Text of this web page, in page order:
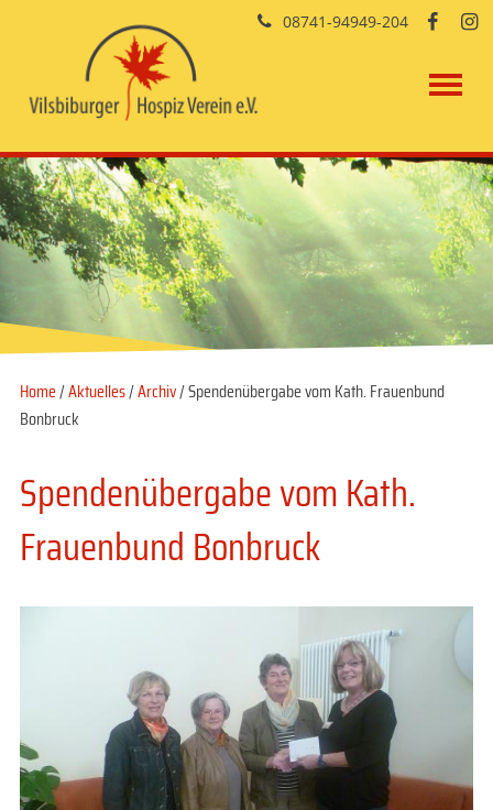
Home/Aktuelles/Archiv/ Spendenübergabe vom Kath. Frauenbund
Bonbruck
Spendenübergabe vom Kath.
Frauenbund Bonbruck
08741-94949-204  